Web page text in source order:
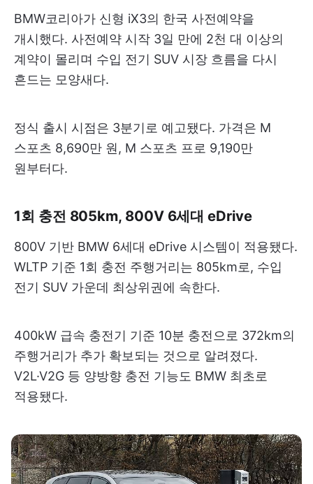
BMW코리아가 신형 iX3의 한국 사전예약을
개시했다. 사전예약 시작 3일 만에 2천 대 이상의
계약이 몰리며 수입 전기 SUV 시장 흐름을 다시
흔드는 모양새다.
정식 출시 시점은 3분기로 예고됐다. 가격은 M
스포츠 8,690만 원, M 스포츠 프로 9,190만
원부터다.
1회 충전 805km, 800V 6세대 eDrive
800V 기반 BMW 6세대 eDrive 시스템이 적용됐다.
WLTP 기준 1회 충전 주행거리는 805km로, 수입
전기 SUV 가운데 최상위권에 속한다.
400kW 급속 충전기 기준 10분 충전으로 372km의
주행거리가 추가 확보되는 것으로 알려졌다.
V2L·V2G 등 양방향 충전 기능도 BMW 최초로
적용됐다.